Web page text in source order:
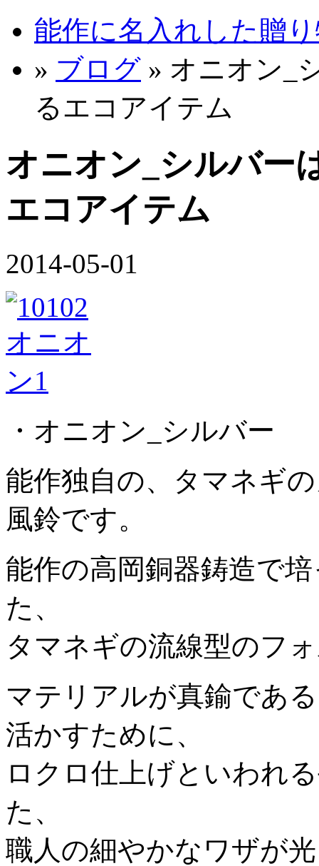
能作に名入れした贈
» ブログ » オニオン_
るエコアイテム
オニオン_シルバー
エコアイテム
2014-05-01
・オニオン_シルバー
能作独自の、タマネギ
風鈴です。
能作の高岡銅器鋳造で
た、
タマネギの流線型のフ
マテリアルが真鍮であ
活かすために、
ロクロ仕上げといわれ
た、
職人の細やかなワザが